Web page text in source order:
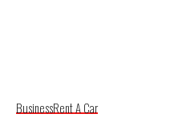
BusinessRent A Car